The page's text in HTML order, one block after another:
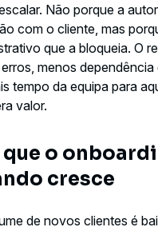
a sua empresa já precisa
neste processo
Não porque a
com o cliente, mas
que a bloqueia. O
menos
tempo da equipa para
valor.
que o
cresce
de novos clientes é